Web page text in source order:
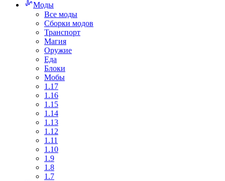
Моды
Все моды
Сборки модов
Транспорт
Магия
Оружие
Еда
Блоки
Мобы
1.17
1.16
1.15
1.14
1.13
1.12
1.11
1.10
1.9
1.8
1.7